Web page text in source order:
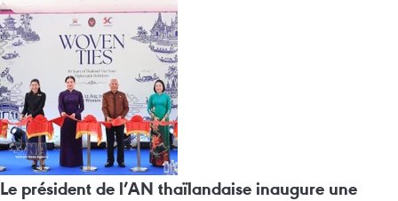
Le président de l’AN thaïlandaise inaugure une